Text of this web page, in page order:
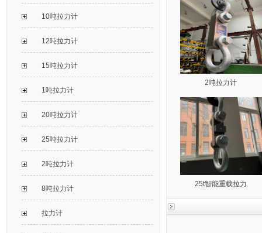
10吨拉力计
12吨拉力计
15吨拉力计
1吨拉力计
20吨拉力计
25吨拉力计
2吨拉力计
8吨拉力计
拉力计
2吨拉力计
25t智能重载拉力